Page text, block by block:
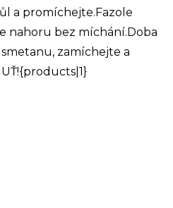
a promíchejte.Fazole
nahoru bez míchání.Doba
zamíchejte a